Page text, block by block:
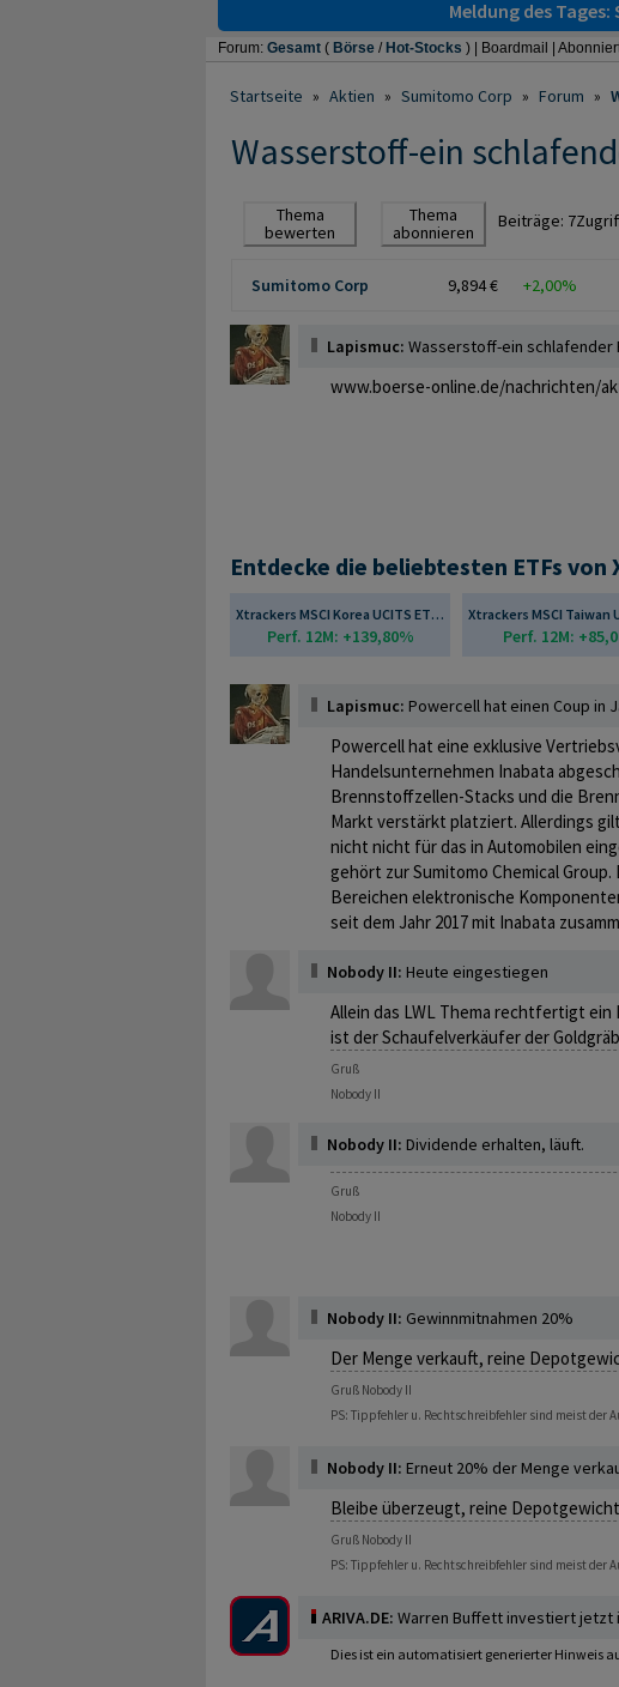
Meldung des
Forum: Gesamt ( Börse /Hot-Stocks ) | Boardmail |
Startseite » Aktien » Sumitomo Corp » Forum »
Wasserstoff-ein
Thema
bewerten
Thema
abonnieren
Beiträge: 7
Sumitomo Corp 9,894 € +2,00%
Lapismuc: Wasserstoff-ein schlafender
www.boerse-online.de/nachrichten/
Entdecke die beliebtesten ETFs von
Xtrackers MSCI Korea UCITS ETF 1C
Perf. 12M: +139,80% Perf. 12M:
Lapismuc: Powercell hat einen Coup in
Powercell hat eine exklusive
Handelsunternehmen Inabata
Brennstoffzellen-Stacks und die
Markt verstärkt platziert. Allerdings
nicht nicht für das in Automobilen
gehört zur Sumitomo Chemical
Bereichen elektronische
seit dem Jahr 2017 mit Inabata
Nobody II: Heute eingestiegen
Allein das LWL Thema rechtfertigt
ist der Schaufelverkäufer der
Gruß
Nobody II
Nobody II: Dividende erhalten, läuft.
Gruß
Nobody II
Nobody II: Gewinnmitnahmen 20%
Der Menge verkauft, reine
Gruß Nobody II
PS: Tippfehler u. Rechtschreibfehler sind meist der
Nobody II: Erneut 20% der Menge
Bleibe überzeugt, reine
Gruß Nobody II
PS: Tippfehler u. Rechtschreibfehler sind meist der
ARIVA.DE: Warren Buffett investiert jetzt
Dies ist ein automatisiert generierter Hinweis